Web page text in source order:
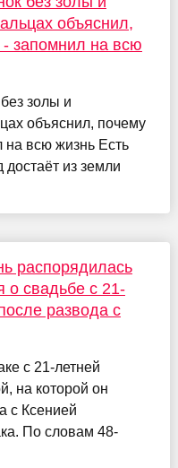
объяснил,
запомнил на всю
золы и
объяснил, почему
всю жизнь Есть
достаёт из земли
распорядилась
о свадьбе с 21-
развода с
с 21-летней
на которой он
с Ксенией
По словам 48-